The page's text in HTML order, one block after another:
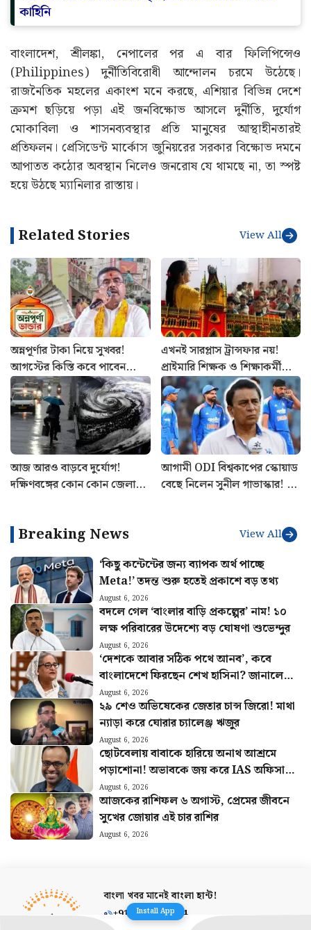
কাহিনি
বাংলাদেশ, শ্রীলঙ্কা, নেপালের পর এ বার ফিলিপিন্সেও
(Philippines) দুর্নীতিবিরোধী আন্দোলন চরমে উঠেছে।
রাজনৈতিক মহলের একাংশ মনে করছে, এশিয়ার বিভিন্ন দেশে
ক্রমশ ছড়িয়ে পড়া এই জনবিক্ষোভ আসলে দুর্নীতি, দুর্যোগ
মোকাবিলা ও শাসনব্যবস্থার প্রতি মানুষের আস্থাহীনতারই
প্রতিফলন। প্রেসিডেন্ট মার্কোস জুনিয়রের সরকার বিক্ষোভ দমনে
আপাতত কঠোর অবস্থান নিলেও জনরোষ যে থামছে না, তা স্পষ্ট
হয়ে উঠছে ম্যানিলার রাস্তায়।
Related Stories View All
অন্নপূর্ণার টাকা নিয়ে সুখবর!
আগস্টের কিস্তি কবে পাবেন
উপভোক্তারা? জানাল সরকার
এখনই সারপ্লাস ট্রান্সফার নয়!
প্রাইমারি শিক্ষক ও শিক্ষাকর্মীদের
বদলি নিয়ে বড় নির্দেশ হাইকোর্টের
আজ আরও বাড়বে দুর্যোগ!
দক্ষিণবঙ্গের কোন কোন জেলায়
আগামী ODI বিশ্বকাপের স্কোয়াড
বেছে নিলেন সুনীল গাভাস্কার! বাদ
Breaking News View All
‘কিছু কন্টেন্টের জন্য ব্যাপক অর্থ পাচ্ছে
Meta!’ তদন্ত শুরু হতেই প্রকাশে বড় তথ্য
August 6, 2026
বদলে গেল ‘বাংলার বাড়ি প্রকল্পের’ নাম! ১০
লক্ষ পরিবারের উদেশ্যে বড় ঘোষণা শুভেন্দুর
August 6, 2026
‘দেশকে আবার সঠিক পথে আনব’, কবে
বাংলাদেশে ফিরছেন শেখ হাসিনা? জানালেন
দিল্লি থেকে
August 6, 2026
২৯ শেও অভিষেকের জেতার চান্স জিরো! মাথা
ন্যাড়া করে ঘোরার চ্যালেঞ্জ ঋজুর
August 6, 2026
ছোটবেলায় বাবাকে হারিয়ে অনাথ আশ্রমে
পড়াশোনা! অভাবকে জয় করে IAS অফিসার
হয়ে নজির আব্দুলের
August 6, 2026
আজকের রাশিফল ৬ অগাস্ট, প্রেমের জীবনে
সুখের জোয়ার এই চার রাশির
August 6, 2026
বাংলা খবর মানেইবাংলা হান্ট!
+91 8910175874
Install App